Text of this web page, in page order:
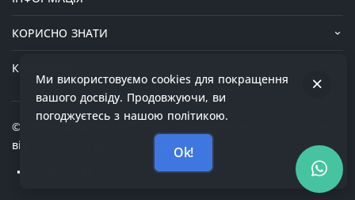
КОРИСНО ЗНАТИ
КОНТАКТИ
© 1994 - 2026 Весільні сукні, Вечірні сукні купити в Києві
від Unona. Всі права захищені.
Ми використовуємо cookies для покращення
вашого досвіду. Продовжуючи, ви
погоджуєтесь з нашою політикою.